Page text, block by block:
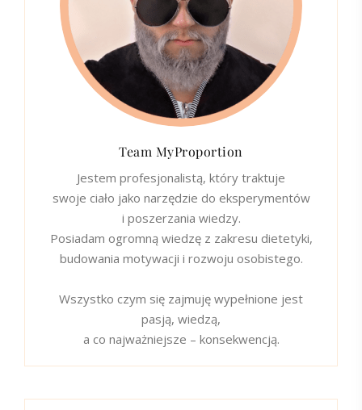
Team MyProportion
Jestem profesjonalistą, który traktuje
swoje ciało jako narzędzie do eksperymentów
i poszerzania wiedzy.
Posiadam ogromną wiedzę z zakresu dietetyki,
budowania motywacji i rozwoju osobistego.
Wszystko czym się zajmuję wypełnione jest
pasją, wiedzą,
a co najważniejsze – konsekwencją.